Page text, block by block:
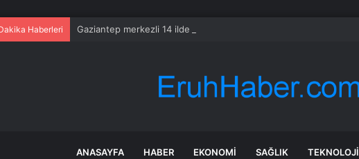
Haberleri Gaziantep merkezli 14 ilde operasyon! 382 kişi gözaltına alındı
ANASAYFA HABER EKONOMI SAĞLIK TEKNOLOJI